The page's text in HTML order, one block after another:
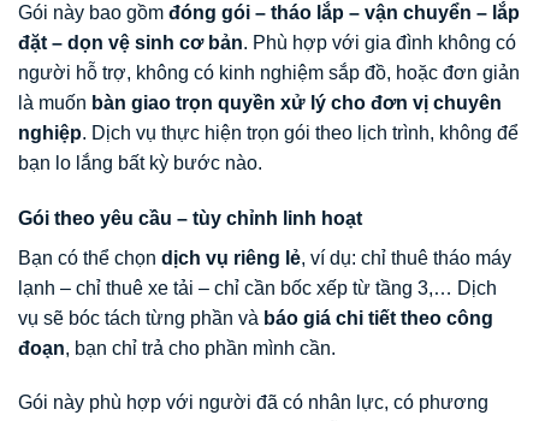
Gói này bao gồm đóng gói – tháo lắp – vận chuyển – lắp
đặt – dọn vệ sinh cơ bản. Phù hợp với gia đình không có
người hỗ trợ, không có kinh nghiệm sắp đồ, hoặc đơn giản
là muốn bàn giao trọn quyền xử lý cho đơn vị chuyên
nghiệp. Dịch vụ thực hiện trọn gói theo lịch trình, không để
bạn lo lắng bất kỳ bước nào.
Gói theo yêu cầu – tùy chỉnh linh hoạt
Bạn có thể chọn dịch vụ riêng lẻ, ví dụ: chỉ thuê tháo máy
lạnh – chỉ thuê xe tải – chỉ cần bốc xếp từ tầng 3,… Dịch
vụ sẽ bóc tách từng phần và báo giá chi tiết theo công
đoạn, bạn chỉ trả cho phần mình cần.
Gói này phù hợp với người đã có nhân lực, có phương